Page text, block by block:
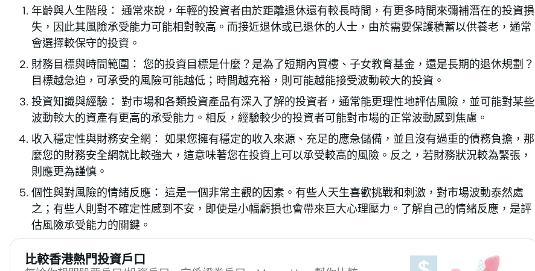
年齡與人生階段： 通常來說，年輕的投資者由於距離退休還有較長時間，有更多時間來彌補潛在的投資損
失，因此其風險承受能力可能相對較高。而接近退休或已退休的人士，由於需要保護積蓄以供養老，通常
會選擇較保守的投資。
財務目標與時間範圍： 您的投資目標是什麼？是為了短期內買樓、子女教育基金，還是長期的退休規劃？
目標越急迫，可承受的風險可能越低；時間越充裕，則可能越能接受波動較大的投資。
投資知識與經驗： 對市場和各類投資產品有深入了解的投資者，通常能更理性地評估風險，並可能對某些
波動較大的資產有更高的承受能力。相反，經驗較少的投資者可能對市場的正常波動感到焦慮。
收入穩定性與財務安全網： 如果您擁有穩定的收入來源、充足的應急儲備，並且沒有過重的債務負擔，那
麼您的財務安全網就比較強大，這意味著您在投資上可以承受較高的風險。反之，若財務狀況較為緊張，
則應更為謹慎。
個性與對風險的情緒反應： 這是一個非常主觀的因素。有些人天生喜歡挑戰和刺激，對市場波動泰然處
之；有些人則對不確定性感到不安，即使是小幅虧損也會帶來巨大心理壓力。了解自己的情緒反應，是評
估風險承受能力的關鍵。
比較香港熱門投資戶口